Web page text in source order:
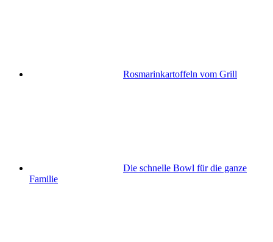
Rosmarinkartoffeln vom Grill
Die schnelle Bowl für die ganze
Familie